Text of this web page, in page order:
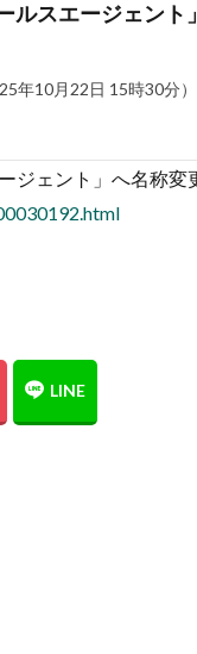
ルスエージェント
年10月22日 15時30分）
ジェント」へ名称